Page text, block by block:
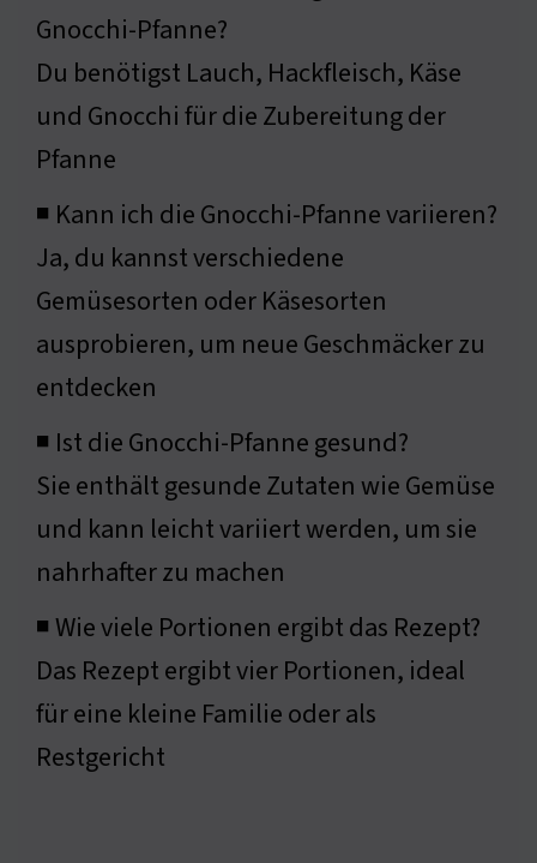
Gnocchi-Pfanne?
Du benötigst Lauch, Hackfleisch, Käse
und Gnocchi für die Zubereitung der
Pfanne
◾ Kann ich die Gnocchi-Pfanne variieren?
Ja, du kannst verschiedene
Gemüsesorten oder Käsesorten
ausprobieren, um neue Geschmäcker zu
entdecken
◾ Ist die Gnocchi-Pfanne gesund?
Sie enthält gesunde Zutaten wie Gemüse
und kann leicht variiert werden, um sie
nahrhafter zu machen
◾ Wie viele Portionen ergibt das Rezept?
Das Rezept ergibt vier Portionen, ideal
für eine kleine Familie oder als
Restgericht